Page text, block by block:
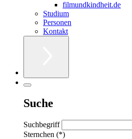
filmundkindheit.de
Studium
Personen
Kontakt
Suche
Suchbegriff
Sternchen (*)